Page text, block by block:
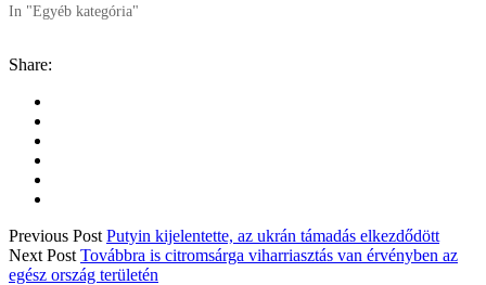
In "Egyéb kategória"
Share:
Previous Post Putyin kijelentette, az ukrán támadás elkezdődött
Next Post Továbbra is citromsárga viharriasztás van érvényben az
egész ország területén